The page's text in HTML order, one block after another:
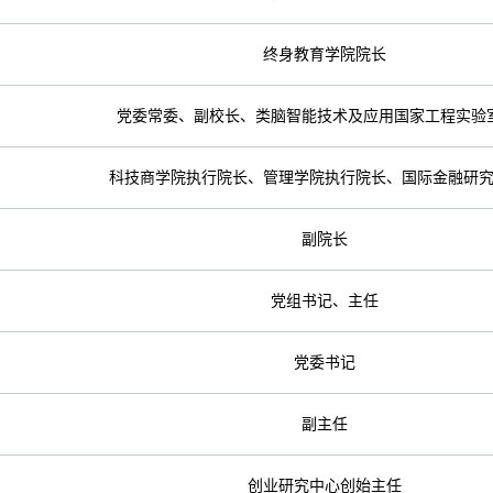
终身教育学院院长
党委常委、副校长、类脑智能技术及应用国家工程实验
科技商学院执行院长、管理学院执行院长、国际金融研
副院长
党组书记、主任
党委书记
副主任
创业研究中心创始主任